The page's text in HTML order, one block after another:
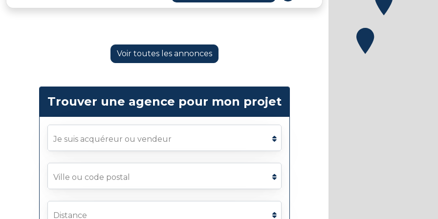
Voir toutes les annonces
Trouver une agence pour mon projet
Je suis acquéreur ou vendeur
Ville ou code postal
Distance